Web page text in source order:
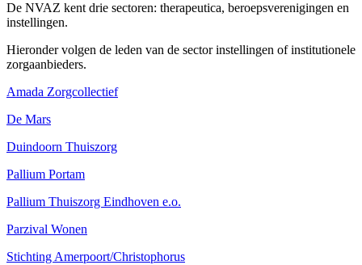
De NVAZ kent drie sectoren: therapeutica, beroepsverenigingen en
instellingen.
Hieronder volgen de leden van de sector instellingen of institutionele
zorgaanbieders.
Amada Zorgcollectief
De Mars
Duindoorn Thuiszorg
Pallium Portam
Pallium Thuiszorg Eindhoven e.o.
Parzival Wonen
Stichting Amerpoort/Christophorus